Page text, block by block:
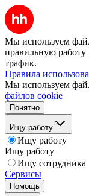
Мы используем
правильную работу
трафик.
Правила
Мы используем
файлов cookie
Понятно
Ищу работу
Ищу работу
Ищу работу
Ищу сотрудника
Сервисы
Помощь